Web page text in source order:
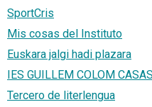
SportCris
Mis cosas del Instituto
Euskara jalgi hadi plazara
IES GUILLEM COLOM
Tercero de literlengua